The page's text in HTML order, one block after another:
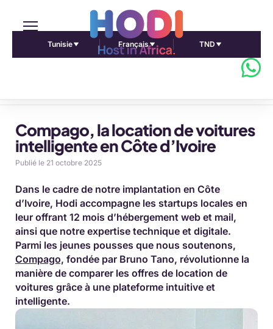
Tunisie Français TND
Compago, la location de voitures
intelligente en Côte d’Ivoire
Publié le 21 octobre 2025
Dans le cadre de notre implantation en Côte
d’Ivoire, Hodi accompagne les startups locales en
leur offrant 12 mois d’hébergement web et mail,
ainsi que notre expertise technique et digitale.
Parmi les jeunes pousses que nous soutenons,
Compago, fondée par Bruno Tano, révolutionne la
manière de comparer les offres de location de
voitures grâce à une plateforme intuitive et
intelligente.